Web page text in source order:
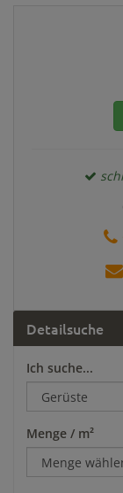
Detailsuche
Ich suche...
Menge / m²